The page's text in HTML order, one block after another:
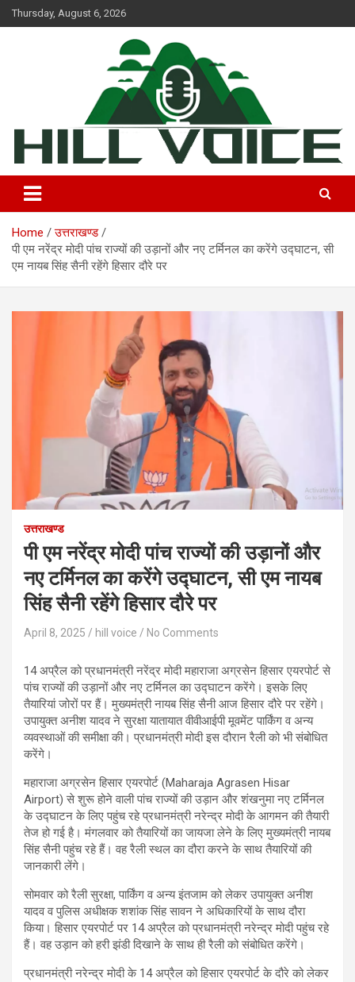
Skip
to
Thursday, August 6, 2026
Hill Voice
Home
उत्तराखण्ड
पी एम नरेंद्र मोदी पांच राज्यों की उड़ानों और नए टर्मिनल का करेंगे उद्घाटन, सी
एम नायब सिंह सैनी रहेंगे हिसार दौरे पर
उत्तराखण्ड
पी एम नरेंद्र मोदी पांच राज्यों की उड़ानों और
नए टर्मिनल का करेंगे उद्घाटन, सी एम नायब
सिंह सैनी रहेंगे हिसार दौरे पर
April 8, 2025 hill voice No Comments
14 अप्रैल को प्रधानमंत्री नरेंद्र मोदी महाराजा अग्रसेन हिसार एयरपोर्ट से
पांच राज्यों की उड़ानों और नए टर्मिनल का उद्घाटन करेंगे। इसके लिए
तैयारियां जोरों पर हैं। मुख्यमंत्री नायब सिंह सैनी आज हिसार दौरे पर रहेंगे।
उपायुक्त अनीश यादव ने सुरक्षा यातायात वीवीआईपी मूवमेंट पार्किंग व अन्य
व्यवस्थाओं की समीक्षा की। प्रधानमंत्री मोदी इस दौरान रैली को भी संबोधित
करेंगे।
महाराजा अग्रसेन हिसार एयरपोर्ट (Maharaja Agrasen Hisar
Airport) से शुरू होने वाली पांच राज्यों की उड़ान और शंखनुमा नए टर्मिनल
के उद्घाटन के लिए पहुंच रहे प्रधानमंत्री नरेन्द्र मोदी के आगमन की तैयारी
तेज हो गई है। मंगलवार को तैयारियों का जायजा लेने के लिए मुख्यमंत्री नायब
सिंह सैनी पहुंच रहे हैं। वह रैली स्थल का दौरा करने के साथ तैयारियों की
जानकारी लेंगे।
सोमवार को रैली सुरक्षा, पार्किंग व अन्य इंतजाम को लेकर उपायुक्त अनीश
यादव व पुलिस अधीक्षक शशांक सिंह सावन ने अधिकारियों के साथ दौरा
किया। हिसार एयरपोर्ट पर 14 अप्रैल को प्रधानमंत्री नरेन्द्र मोदी पहुंच रहे
हैं। वह उड़ान को हरी झंडी दिखाने के साथ ही रैली को संबोधित करेंगे।
प्रधानमंत्री नरेन्द्र मोदी के 14 अप्रैल को हिसार एयरपोर्ट के दौरे को लेकर